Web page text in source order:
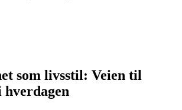
som livsstil: Veien til
hverdagen